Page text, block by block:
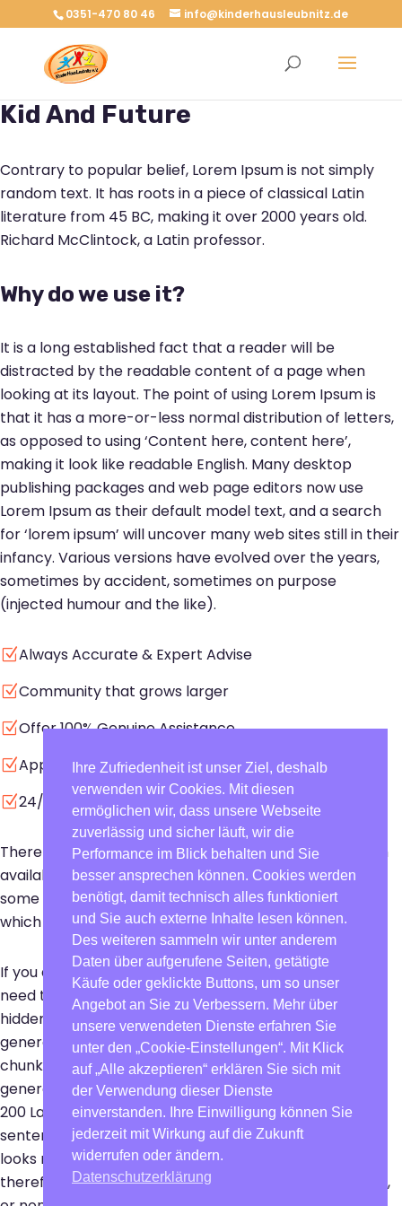
0351-470 80 46 info@kinderhausleubnitz.de
Kid And Future
Contrary to popular belief, Lorem Ipsum is not simply
random text. It has roots in a piece of classical Latin
literature from 45 BC, making it over 2000 years old.
Richard McClintock, a Latin professor.
Why do we use it?
It is a long established fact that a reader will be
distracted by the readable content of a page when
looking at its layout. The point of using Lorem Ipsum is
that it has a more-or-less normal distribution of letters,
as opposed to using ‘Content here, content here’,
making it look like readable English. Many desktop
publishing packages and web page editors now use
Lorem Ipsum as their default model text, and a search
for ‘lorem ipsum’ will uncover many web sites still in their
infancy. Various versions have evolved over the years,
sometimes by accident, sometimes on purpose
(injected humour and the like).
ZAlways Accurate & Expert Advise
ZCommunity that grows larger
ZOffer 100% Genuine Assistance
ZApproachable always Services
Z24/7 Support And Remote Admit
There are many variations of passages of Lorem Ipsum
available, but the majority have suffered alteration in
some form, by injected humour, or randomised words
which don’t look even slightly believable.
If you are going to use a passage of Lorem Ipsum, you
need to be sure there isn’t anything embarrassing
hidden in the middle of text. All the Lorem Ipsum
generators on the Internet tend to repeat predefined
chunks as necessary, making this the first true
generator on the Internet. It uses a dictionary of over
200 Latin words, combined with a handful of model
sentence structures, to generate Lorem Ipsum which
looks reasonable. The generated Lorem Ipsum is
therefore always free from repetition, injected humour,
Ihre Zufriedenheit ist unser Ziel, deshalb
verwenden wir Cookies. Mit diesen
ermöglichen wir, dass unsere Webseite
zuverlässig und sicher läuft, wir die
Performance im Blick behalten und Sie
besser ansprechen können. Cookies werden
benötigt, damit technisch alles funktioniert
und Sie auch externe Inhalte lesen können.
Des weiteren sammeln wir unter anderem
Daten über aufgerufene Seiten, getätigte
Käufe oder geklickte Buttons, um so unser
Angebot an Sie zu Verbessern. Mehr über
unsere verwendeten Dienste erfahren Sie
unter den „Cookie-Einstellungen“. Mit Klick
auf „Alle akzeptieren“ erklären Sie sich mit
der Verwendung dieser Dienste
einverstanden. Ihre Einwilligung können Sie
jederzeit mit Wirkung auf die Zukunft
widerrufen oder ändern.
Datenschutzerklärung